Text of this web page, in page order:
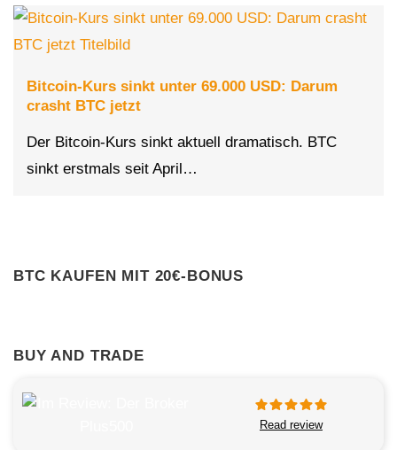
Bitcoin-Kurs sinkt unter 69.000 USD: Darum
crasht BTC jetzt
Der Bitcoin-Kurs sinkt aktuell dramatisch. BTC
sinkt erstmals seit April…
BTC KAUFEN MIT 20€-BONUS
BUY AND TRADE
Read review